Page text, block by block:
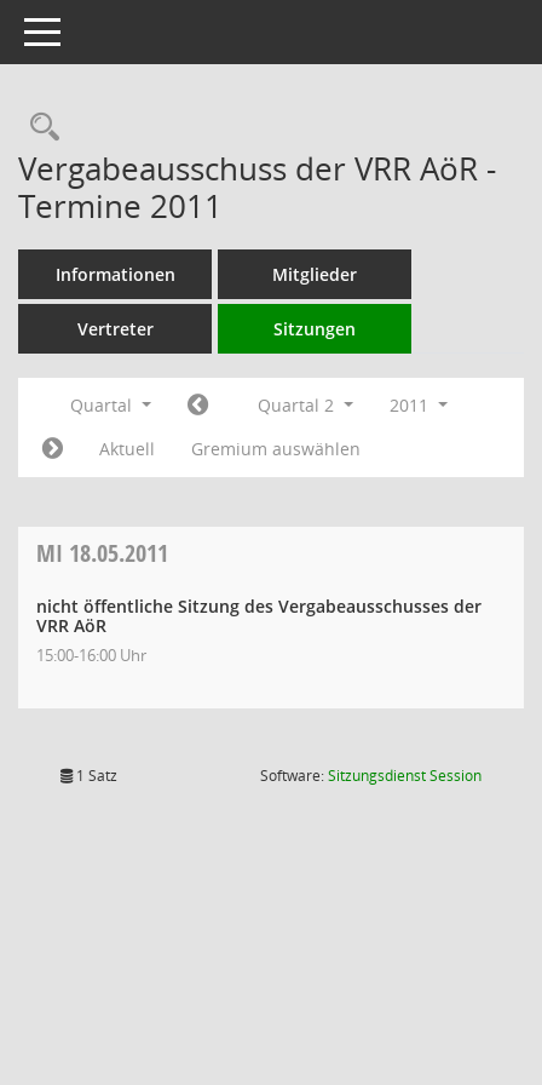
Toggle navigation
Rechercheauswahl
Vergabeausschuss der VRR AöR -
Termine 2011
Informationen Mitglieder
Vertreter Sitzungen
Quartal Quartal 2
2011
Aktuell
Gremium auswählen
MI 18.05.2011
nicht öffentliche Sitzung des Vergabeausschusses der
VRR AöR
15:00-16:00 Uhr
1 Satz Software:SitzungsdienstSession(Wird in